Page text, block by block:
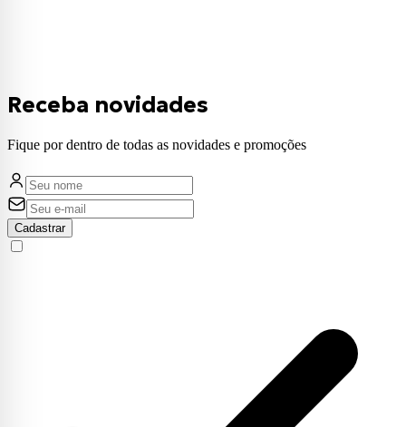
Receba novidades
Fique por dentro de todas as novidades e promoções
Cadastrar